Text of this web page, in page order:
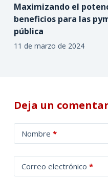
Maximizando el
beneficios para las
pública
11 de marzo de 2024
Deja un
Nombre *
Correo electrónico *
l
t